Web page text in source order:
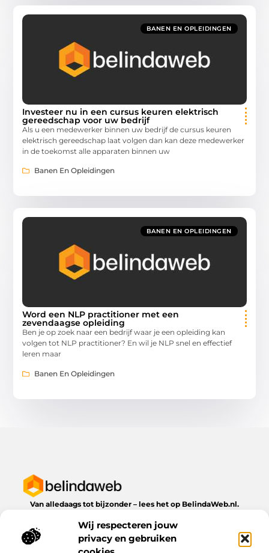
Wij respecteren jouw
privacy en gebruiken
BANEN EN OPLEIDINGEN
Investeer nu in een cursus keuren elektrisch
gereedschap voor uw bedrijf
Als u een medewerker binnen uw bedrijf de cursus keuren
elektrisch gereedschap laat volgen dan kan deze medewerker
in de toekomst alle apparaten binnen uw
Banen En Opleidingen
BANEN EN OPLEIDINGEN
Word een NLP practitioner met een
zevendaagse opleiding
Ben je op zoek naar een bedrijf waar je een opleiding kan
volgen tot NLP practitioner? En wil je NLP snel en effectief
leren maar
Banen En Opleidingen
Van alledaags tot bijzonder – lees het op BelindaWeb.nl.
dagelijks leven te bieden heeft.
Bericht categorie